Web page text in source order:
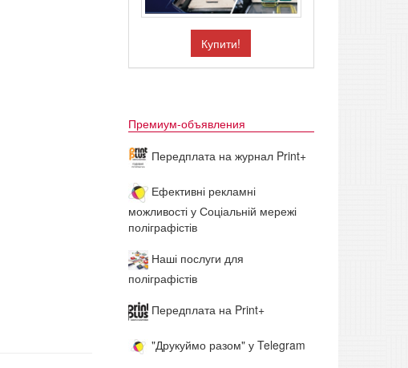
Купити!
Премиум-объявления
Передплата на журнал Print+
Ефективні рекламні
можливості у Соціальній мережі
поліграфістів
Наші послуги для
поліграфістів
Передплата на Print+
"Друкуймо разом" у Telegram